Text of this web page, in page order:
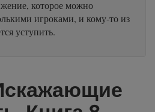
которое можно
игроками, и кому-то из
уступить.